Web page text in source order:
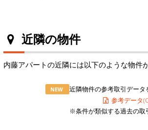
近隣の物件
内藤アパートの近隣には以下のような物件
NEW
近隣物件の参考取引デー
参考データ
※条件が類似する過去の取